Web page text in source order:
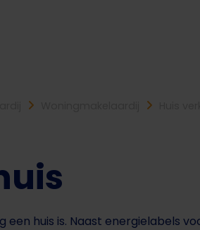
een huis is. Naast energielabels